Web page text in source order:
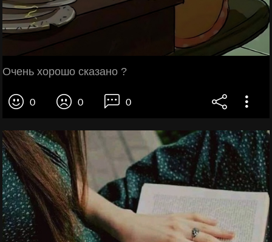
Очень хорошо сказано ?
0 0 0